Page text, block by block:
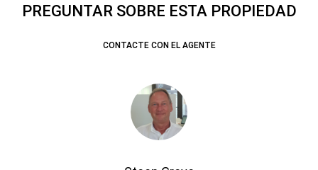
PREGUNTAR SOBRE ESTA PROPIEDAD
CONTACTE CON EL AGENTE